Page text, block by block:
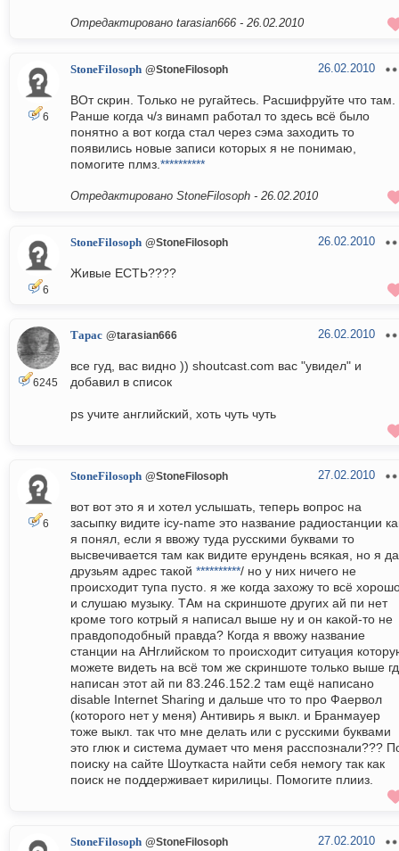
Отредактировано tarasian666 - 26.02.2010
6
StoneFilosoph @StoneFilosoph 26.02.2010
ВОт скрин. Только не ругайтесь. Расшифруйте что там.
Ранше когда ч/з винамп работал то здесь всё было
понятно а вот когда стал через сэма заходить то
появились новые записи которых я не понимаю,
помогите плмз. **********
Отредактировано StoneFilosoph - 26.02.2010
6
StoneFilosoph @StoneFilosoph 26.02.2010
Живые ЕСТЬ????
6245
Тарас @tarasian666 26.02.2010
все гуд, вас видно )) shoutcast.com вас "увидел" и
добавил в список
ps учите английский, хоть чуть чуть
6
StoneFilosoph @StoneFilosoph 27.02.2010
вот вот это я и хотел услышать, теперь вопрос на
засыпку видите icy-name это название радиостанции
я понял, если я ввожу туда русскими буквами то
высвечивается там как видите ерундень всякая, но я
друзьям адрес такой **********/ но у них ничего не
происходит тупа пусто. я же когда захожу то всё
и слушаю музыку. ТАм на скриншоте других ай пи нет
кроме того котрый я написал выше ну и он какой-то не
правдоподобный правда? Когда я ввожу название
станции на АНглийском то происходит ситуация
можете видеть на всё том же скриншоте только выше
написан этот ай пи 83.246.152.2 там ещё написано
disable Internet Sharing и дальше что то про Фаервол
(которого нет у меня) Антивирь я выкл. и Бранмауер
тоже выкл. так что мне делать или с русскими буквами
это глюк и система думает что меня расспознали???
поиску на сайте Шоуткаста найти себя немогу так как
поиск не поддерживает кирилицы. Помогите плииз.
StoneFilosoph @StoneFilosoph 27.02.2010